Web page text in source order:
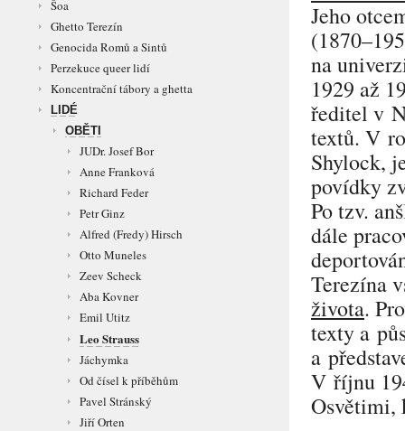
Šoa
Ghetto Terezín
Genocida Romů a Sintů
Perzekuce queer lidí
Koncentrační tábory a ghetta
LIDÉ
OBĚTI
JUDr. Josef Bor
Anne Franková
Richard Feder
Petr Ginz
Alfred (Fredy) Hirsch
Otto Muneles
Zeev Scheck
Aba Kovner
Emil Utitz
Leo Strauss
Jáchymka
Od čísel k příběhům
Pavel Stránský
Jiří Orten
Jeho
na
1929 až
ředitel v
textů. V
Shylock,
povídky
Po tzv.
dále
Terezína
života.
texty a
a
V říjnu
Osvětimi,